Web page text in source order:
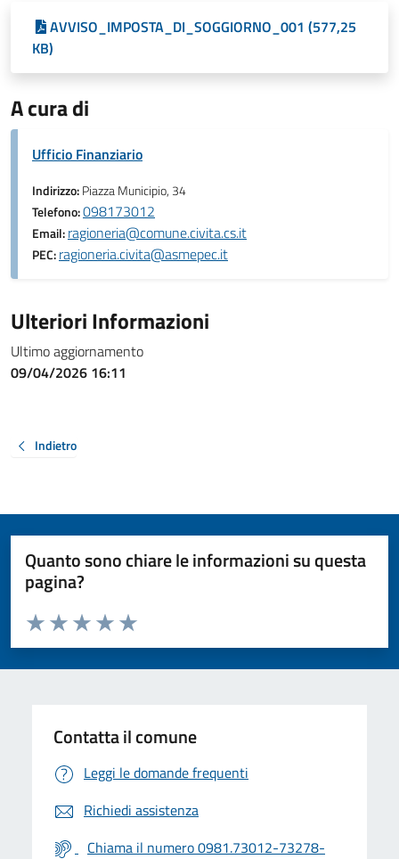
AVVISO_IMPOSTA_DI_SOGGIORNO_001 (577,25
KB)
A cura di
Ufficio Finanziario
Indirizzo:Piazza Municipio, 34
Telefono:098173012
Email:ragioneria@comune.civita.cs.it
PEC:ragioneria.civita@asmepec.it
Ulteriori Informazioni
Ultimo aggiornamento
09/04/2026 16:11
Indietro
Quanto sono chiare le informazioni su questa
pagina?
Valuta da 1 a 5 stelle la pagina
Valuta 5 stelle su 5
Valuta 4 stelle su 5
Valuta 3 stelle su 5
Valuta 2 stelle su 5
Valuta 1 stelle su 5
Contatta il comune
Leggi le domande frequenti
Richiedi assistenza
Chiama il numero 0981.73012-73278-